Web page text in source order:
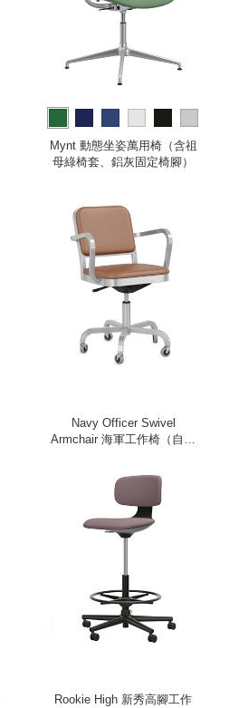
more
Mynt 動態坐姿萬用椅（含祖
母綠椅套、鋁灰固定椅腳）
Navy Officer Swivel
Armchair 海軍工作椅（自然
Rookie High 新秀高腳工作